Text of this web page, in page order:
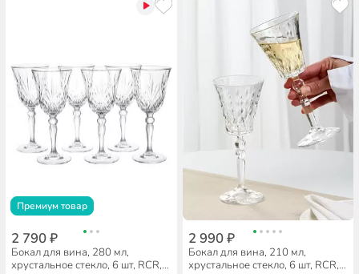
Премиум товар
2 790 ₽
Бокал для вина, 280 мл,
хрустальное стекло, 6 шт, RCR,
2 990 ₽
Бокал для вина, 210 мл,
хрустальное стекло, 6 шт, RCR,